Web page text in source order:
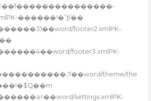
������!�”ƒ/��
footer2.xmlPK-
footer3.xmlPK-
theme/the
settings.xmlPK-